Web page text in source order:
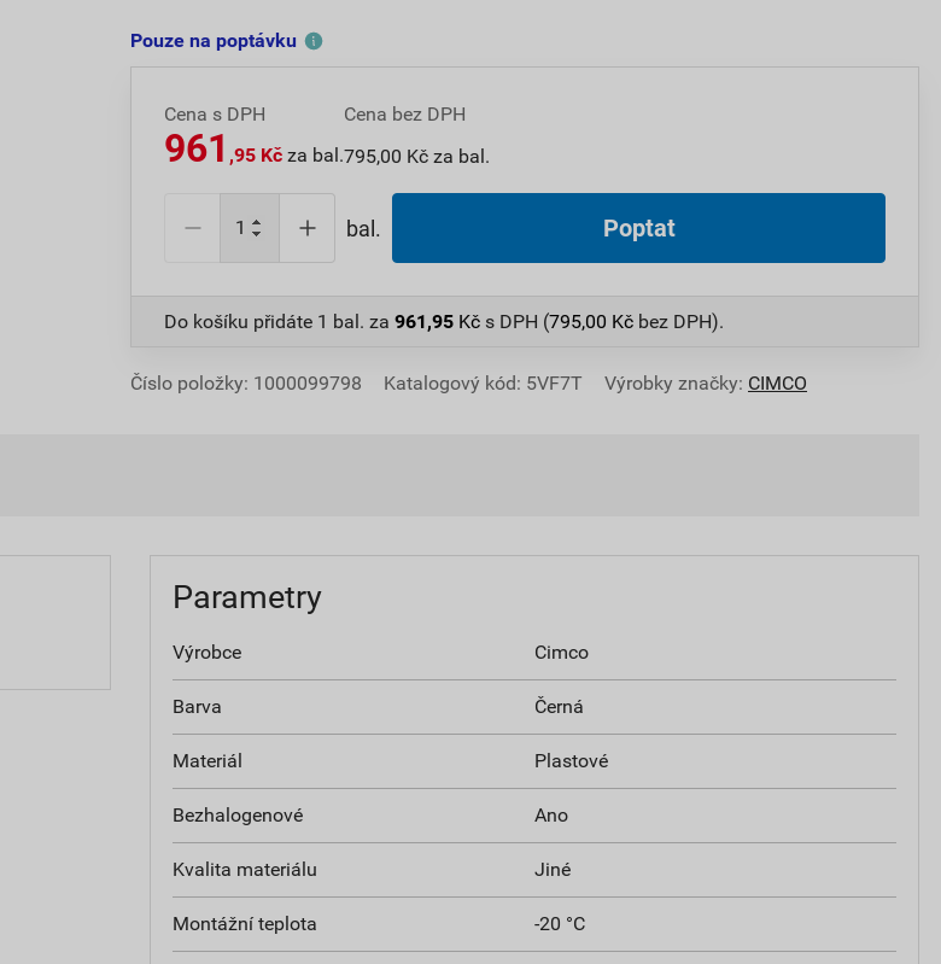
Pouze na poptávku
Cena s DPH
961 ,95 Kč za bal.
Cena bez DPH
795,00 Kč za bal.
bal. Poptat
Do košíku přidáte 1 bal. za 961,95 Kč s DPH (795,00 Kč bez DPH).
Číslo položky: 1000099798 Katalogový kód: 5VF7T Výrobky značky: CIMCO
Parametry
Výrobce Cimco
Barva Černá
Materiál Plastové
Bezhalogenové Ano
Kvalita materiálu Jiné
Montážní teplota -20 °C